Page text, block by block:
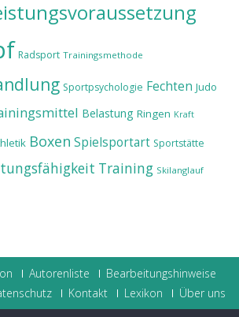
Radsport Trainingsmethode
Sportpsychologie Fechten Judo
Belastung Ringen Kraft
Boxen Spielsportart Sportstätte
Training Skilanglauf
Autorenliste
Bearbeitungshinweise
Kontakt Lexikon Über uns